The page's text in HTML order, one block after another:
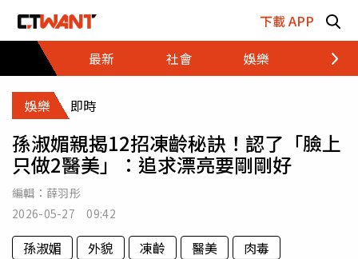
下載 APP
最新
社會 娛樂 財經
娛樂 即時
孫淑媚親揭12招凍齡秘訣！認了「臉上
只做2醫美」：追求漂亮要剛剛好
編輯： 薛羽彤
2026-05-27 09:42
孫淑媚 外貌 凍齡 醫美 肉毒